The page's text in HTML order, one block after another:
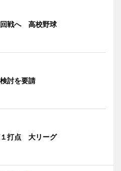
戦へ 高校野球
討を要請
打点 大リーグ